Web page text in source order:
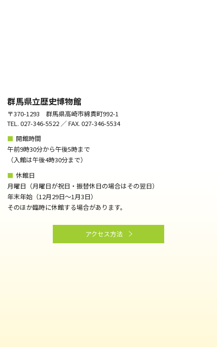
群馬県立歴史博物館
〒370-1293 群馬県高崎市綿貫町992-1
TEL. 027-346-5522 ／ FAX. 027-346-5534
■ 開館時間
午前9時30分から午後5時まで
（⼊館は午後4時30分まで）
■ 休館日
月曜日（月曜日が祝日・振替休日の場合はその翌日）
年末年始（12月29日～1月3日）
そのほか臨時に休館する場合があります。
アクセス方法